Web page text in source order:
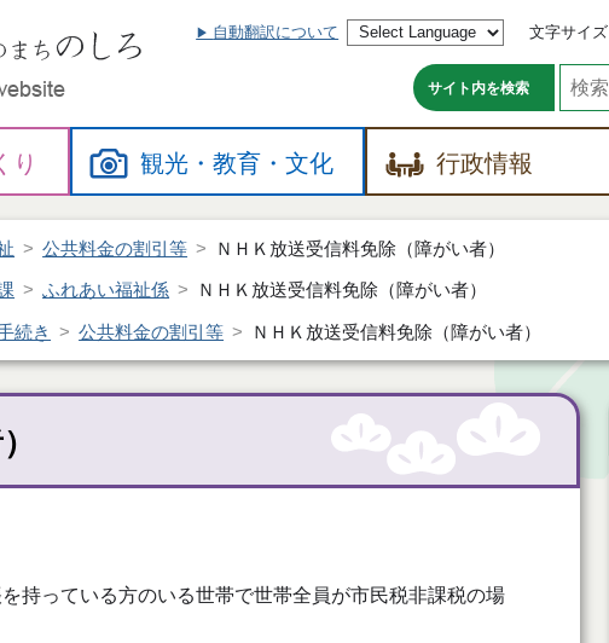
自動翻訳について 文字サイズ
サイト内を検索
り 観光・教育・文化 行政情報
公共料金の割引等 ＮＨＫ放送受信料免除（障がい者）
ふれあい福祉係 ＮＨＫ放送受信料免除（障がい者）
続き 公共料金の割引等 ＮＨＫ放送受信料免除（障がい者）
持っている方のいる世帯で世帯全員が市民税非課税の場